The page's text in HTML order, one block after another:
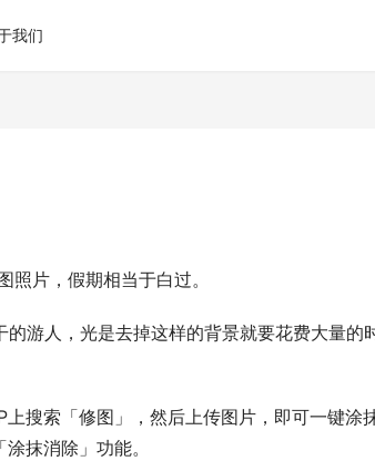
我们
片，假期相当于白过。
游人，光是去掉这样的背景就要花费大量的
搜索「修图」，然后上传图片，即可一键涂
抹消除」功能。